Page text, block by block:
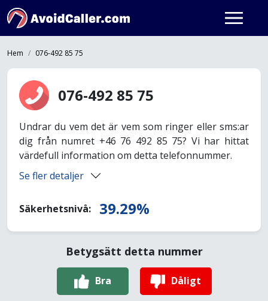
Hem 076-492 85 75
076-492 85 75
Undrar du vem det är vem som ringer eller sms:ar
dig från numret +46 76 492 85 75? Vi har hittat
värdefull information om detta telefonnummer.
Se fler detaljer
Säkerhetsnivå: 39.29%
Betygsätt detta nummer
Bra Dåligt